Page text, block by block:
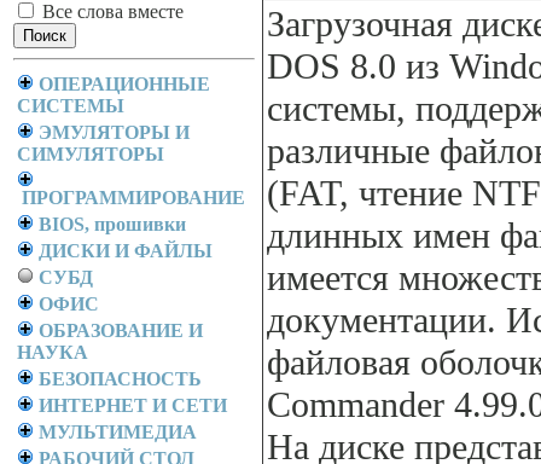
Все слова вместе
ОПЕРАЦИОННЫЕ
СИСТЕМЫ
ЭМУЛЯТОРЫ И
СИМУЛЯТОРЫ
ПРОГРАММИРОВАНИЕ
BIOS, прошивки
ДИСКИ И ФАЙЛЫ
СУБД
ОФИС
ОБРАЗОВАНИЕ И
НАУКА
БЕЗОПАСНОСТЬ
ИНТЕРНЕТ И СЕТИ
МУЛЬТИМЕДИА
РАБОЧИЙ СТОЛ
Загрузочная
DOS 8.0 из
системы,
различные
(FAT, чтение
длинных имен
имеется
документации.
файловая
Commander
На диске